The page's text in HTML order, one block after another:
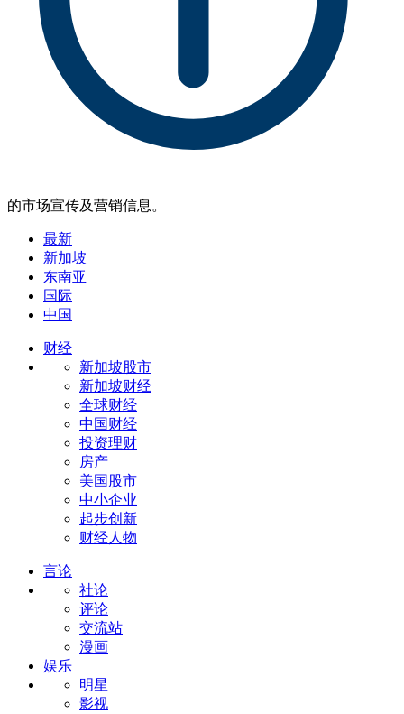
的市场宣传及营销信息。
最新
新加坡
东南亚
国际
中国
财经
新加坡股市
新加坡财经
全球财经
中国财经
投资理财
房产
美国股市
中小企业
起步创新
财经人物
言论
社论
评论
交流站
漫画
娱乐
明星
影视